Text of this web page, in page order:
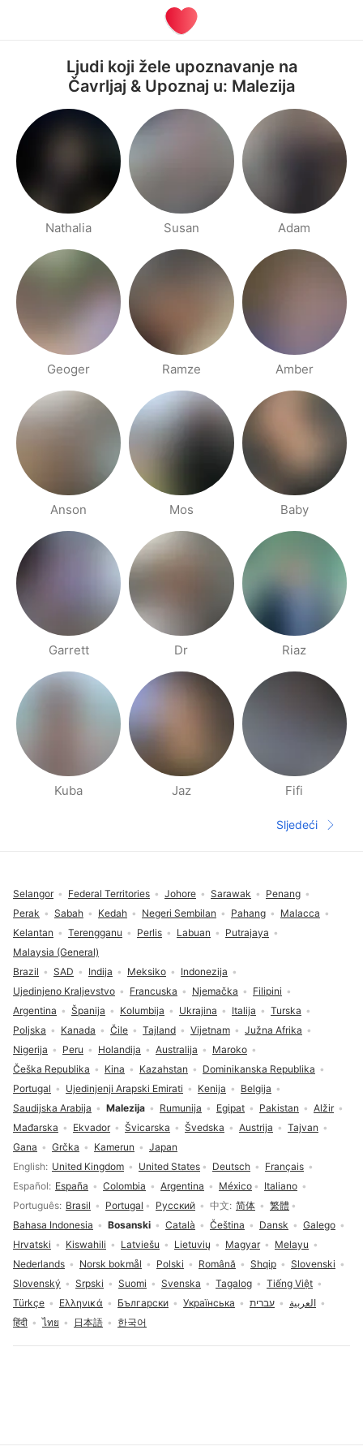
Ljudi koji žele upoznavanje na
Čavrljaj & Upoznaj u: Malezija
Nathalia Susan Adam
Geoger Ramze Amber
Anson Mos Baby
Garrett Dr Riaz
Kuba Jaz Fifi
Sljedeća
Sljedeći
Izbor jezika
English United Kingdom United States Deutsch
Français
Español
España Colombia Argentina México
Italiano
Português Brasil Portugal Русский 中文 简体
繁體
Bahasa Indonesia
Bosanski Català Čeština Dansk
Galego
Hrvatski
Kiswahili Latviešu Lietuvių Magyar
Melayu
Nederlands
Norsk bokmål Polski Română Shqip
Slovenski
Slovenský
Srpski Suomi Svenska Tagalog
Tiếng Việt
Türkçe
Ελληνικά Български Українська עברית
العربية
हिंदी
ไทย 日本語 한국어
Brazil SAD Indija Meksiko
Indonezija
Ujedinjeno Kraljevstvo
Francuska Njemačka
Filipini
Argentina
Španija Kolumbija Ukrajina Italija
Turska
Poljska
Kanada Čile Tajland Vijetnam
Južna Afrika
Nigerija
Peru Holandija Australija
Maroko
Češka Republika
Kina Kazahstan
Dominikanska Republika
Portugal
Ujedinjenji Arapski Emirati Kenija
Belgija
Saudijska Arabija
Malezija Rumunija Egipat Pakistan
Alžir
Mađarska
Ekvador Švicarska Švedska Austrija
Tajvan
Gana
Grčka Kamerun Japan
Selangor Federal Territories Johore Sarawak
Penang
Perak
Sabah Kedah Negeri Sembilan Pahang
Malacca
Kelantan
Terengganu Perlis Labuan
Putrajaya
Malaysia (General)